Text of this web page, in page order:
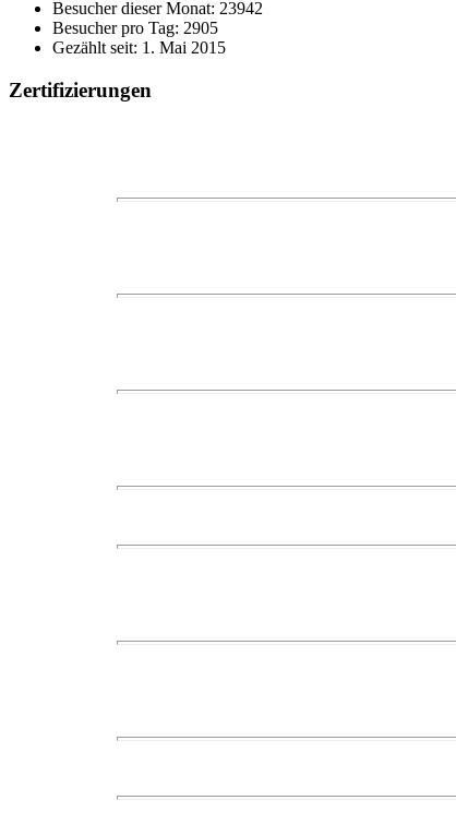
Besucher dieser Monat: 23942
Besucher pro Tag: 2905
Gezählt seit: 1. Mai 2015
Zertifizierungen